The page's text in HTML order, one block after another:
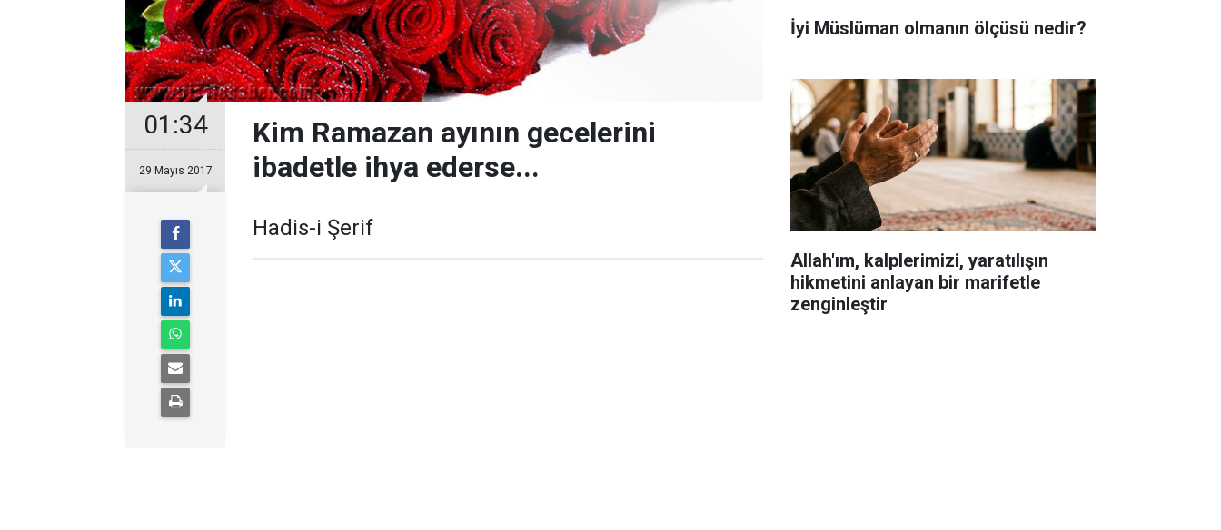
01:34
29 Mayıs 2017
Kim Ramazan ayının gecelerini
ibadetle ihya ederse...
Hadis-i Şerif
İyi Müslüman olmanın ölçüsü nedir?
Allah'ım, kalplerimizi, yaratılışın
hikmetini anlayan bir marifetle
zenginleştir